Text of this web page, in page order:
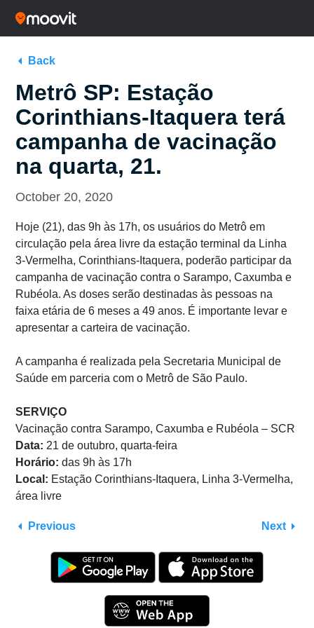
Back
Metrô SP: Estação
Corinthians-Itaquera terá
campanha de vacinação
na quarta, 21.
October 20, 2020
Hoje (21), das 9h às 17h, os usuários do Metrô em
circulação pela área livre da estação terminal da Linha
3-Vermelha, Corinthians-Itaquera, poderão participar da
campanha de vacinação contra o Sarampo, Caxumba e
Rubéola. As doses serão destinadas às pessoas na
faixa etária de 6 meses a 49 anos. É importante levar e
apresentar a carteira de vacinação.
A campanha é realizada pela Secretaria Municipal de
Saúde em parceria com o Metrô de São Paulo.
SERVIÇO
Vacinação contra Sarampo, Caxumba e Rubéola – SCR
Data: 21 de outubro, quarta-feira
Horário: das 9h às 17h
Local: Estação Corinthians-Itaquera, Linha 3-Vermelha,
área livre
Previous Next